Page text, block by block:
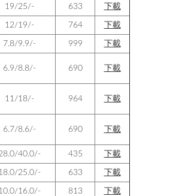
19/25/- 633 下載
12/19/- 764 下載
7.8/9.9/- 999 下載
6.9/8.8/- 690 下載
11/18/- 964 下載
6.7/8.6/- 690 下載
40.0/- 435 下載
25.0/- 633 下載
16.0/- 813 下載